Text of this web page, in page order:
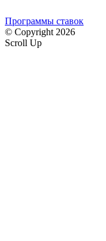
Программы ставок
© Copyright 2026
Scroll Up